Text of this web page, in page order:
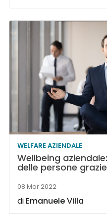
WELFARE AZIENDALE
Wellbeing
delle persone
08 Mar 2022
di Emanuele Villa